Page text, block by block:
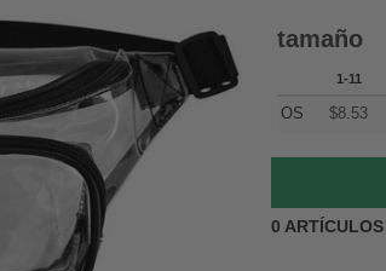
tamaño
1-11
OS $8.53
0 ARTÍCULOS